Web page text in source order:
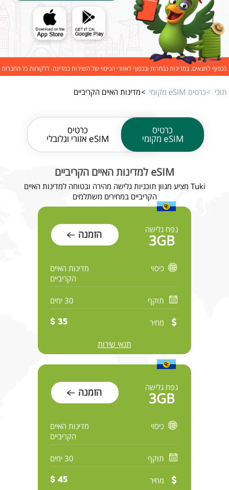
בכפוף לתנאים. במדינות נבחרות ובכפוף לאזורי הכיסוי של השירות במדינה. ללקוחות כל החברות
תוכי כרטיס eSIM מקומי מדינות האיים הקריביים
כרטיס
eSIM מקומי
כרטיס
eSIM אזורי וגלובלי
eSIM למדינות האיים הקריביים
Tuki מציע מגוון תוכניות גלישה מהירה ובטוחה למדינות האיים
הקריביים במחירים משתלמים
נפח גלישה
3GB הזמנה
כיסוי
מדינות האיים
הקריביים
תוקף 30 ימים
מחיר 35 $
תנאי שירות
נפח גלישה
3GB הזמנה
כיסוי
מדינות האיים
הקריביים
תוקף 30 ימים
מחיר 45 $